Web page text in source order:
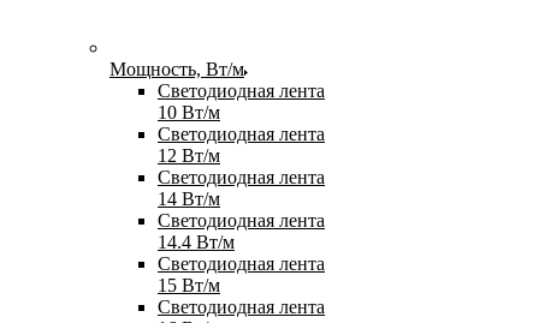
Мощность, Вт/м
Светодиодная лента
10 Вт/м
Светодиодная лента
12 Вт/м
Светодиодная лента
14 Вт/м
Светодиодная лента
14.4 Вт/м
Светодиодная лента
15 Вт/м
Светодиодная лента